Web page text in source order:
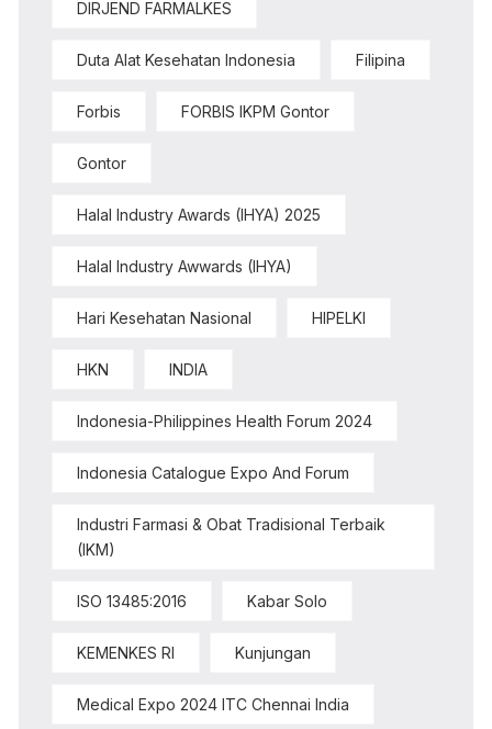
DIRJEND FARMALKES
Duta Alat Kesehatan Indonesia Filipina
Forbis FORBIS IKPM Gontor
Gontor
Halal Industry Awards (IHYA) 2025
Halal Industry Awwards (IHYA)
Hari Kesehatan Nasional HIPELKI
HKN INDIA
Indonesia-Philippines Health Forum 2024
Indonesia Catalogue Expo And Forum
Industri Farmasi & Obat Tradisional Terbaik
(IKM)
ISO 13485:2016 Kabar Solo
KEMENKES RI Kunjungan
Medical Expo 2024 ITC Chennai India